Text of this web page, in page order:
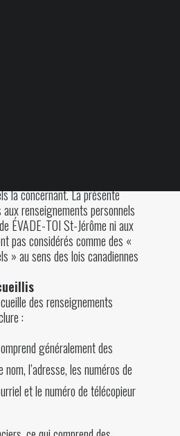
la concernant. La présente
aux renseignements personnels
ÉVADE-TOI St-Jérôme ni aux
pas considérés comme des «
» au sens des lois canadiennes
des renseignements
:
généralement des
l’adresse, les numéros de
et le numéro de télécopieur